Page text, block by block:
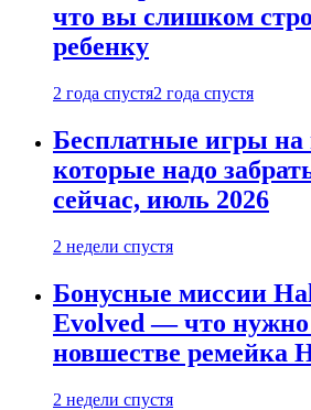
что вы слишком
ребенку
2 года спустя2 года спустя
Бесплатные игры
которые надо
сейчас, июль 2026
2 недели спустя
Бонусные миссии
Evolved — что нужно
новшестве ремейка
2 недели спустя